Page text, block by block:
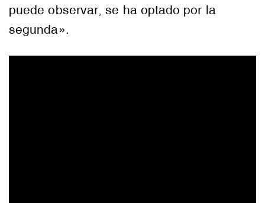
puede observar, se ha optado por la
segunda».